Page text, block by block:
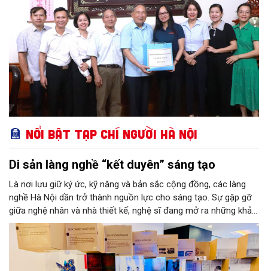
Nổi bật Tạp chí Người Hà Nội
Di sản làng nghề “kết duyên” sáng tạo
Là nơi lưu giữ ký ức, kỹ năng và bản sắc cộng đồng, các làng
nghề Hà Nội dần trở thành nguồn lực cho sáng tạo. Sự gặp gỡ
giữa nghệ nhân và nhà thiết kế, nghệ sĩ đang mở ra những khả
năng phát triển mới cho thủ công đương đại trên nền tảng di
sản. Từ những cuộc “kết duyên” đầy cảm hứng ấy, Hà Nội đang
khơi thông mạch ngầm của hệ sinh thái thủ công, biến vốn cổ
thành động lực bền vững cho tương lai.